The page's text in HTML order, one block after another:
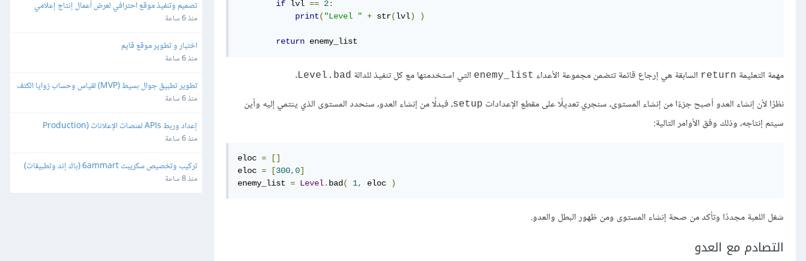
if lvl == 2:
print( "Level " + str(lvl) )
return enemy_list
مهمة التعليمة return السابقة هي إرجاع قائمة تتضمن مجموعة الأعداء enemy_list التي استخدمتها مع كل تنفيذ للدالة Level.bad
.
نظرًا لأن إنشاء العدو أصبح جزءًا من إنشاء المستوى، سنجري تعديلًا على مقطع الإعدادات setup، فبدلًا من إنشاء العدو، سنحدد المستوى الذي ينتمي إليه وأين
سيتم إنتاجه، وذلك وفق الأوامر التالية:
eloc =
[]
eloc = [300,0]
enemy_list = Level. bad( 1, eloc )
شغل اللعبة مجددًا وتأكد من صحة إنشاء المستوى ومن ظهور البطل والعدو.
التصادم مع العدو
تصميم وتنفيذ موقع احترافي لعرض أعمال إنتاج إعلامي
منذ 6 ساعة
اختبار و تطوير موقع قايم
منذ 6 ساعة
تطوير تطبيق جوال بسيط (MVP) لقياس وحساب زوايا الكتف
منذ 6 ساعة
Ready)
منذ 6 ساعة
ورفعه على السيرفر والمتجر
منذ 8 ساعة